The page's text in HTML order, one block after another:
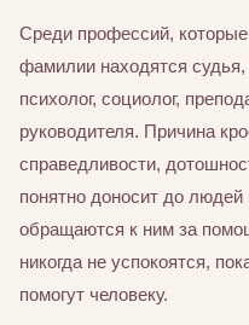
Среди профессий,
фамилии находятся судья,
психолог, социолог,
руководителя. Причина
справедливости,
понятно доносит до
обращаются к ним за
никогда не успокоятся,
помогут человеку.